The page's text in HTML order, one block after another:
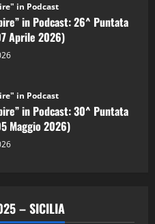
in Podcast
in Podcast: 30^ Puntata
Maggio 2026)
in Podcast
in Podcast: 29^ Puntata
Aprile 2026)
in Podcast: 28^ Puntata
Aprile 2026)
– SICILIA